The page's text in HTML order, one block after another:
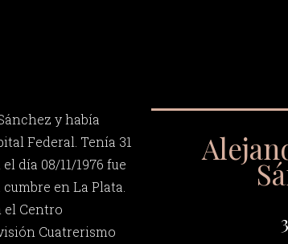
y había
Federal. Tenía 31
día 08/11/1976 fue
en La Plata.
el Centro
Cuatrerismo